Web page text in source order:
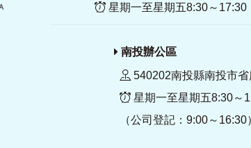
星期一至星期五8:30～17:30
南投辦公區
540202南投縣南投市省
星期一至星期五8:30～
（公司登記：9:00～16:30